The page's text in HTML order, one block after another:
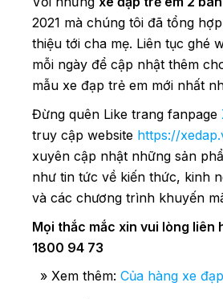
2021 mà chúng tôi đã tổng
thiệu tới cha mẹ. Liên tục ghé
mỗi ngày để cập nhật thêm
mẫu xe đạp trẻ em mới nhất
Đừng quên Like trang fanpage
truy cập website https://
xuyên cập nhật những sản
như tin tức về kiến thức, kinh
và các chương trình khuyến
Mọi thắc mắc xin vui lòng liên
1800 94 73
» Xem thêm: Của hàng xe